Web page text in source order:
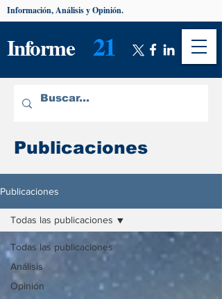
Informe 21
Información, Análisis y Opinión.
Publicaciones
Publicaciones
Todas las publicaciones
Análisis
Opinión
Todas las publicaciones